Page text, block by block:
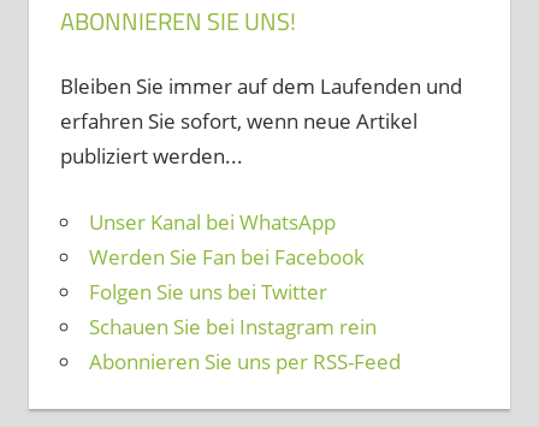
ABONNIEREN SIE UNS!
Bleiben Sie immer auf dem Laufenden und
erfahren Sie sofort, wenn neue Artikel
publiziert werden...
Unser Kanal bei WhatsApp
Werden Sie Fan bei Facebook
Folgen Sie uns bei Twitter
Schauen Sie bei Instagram rein
Abonnieren Sie uns per RSS-Feed